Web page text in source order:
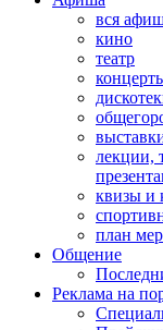
вся
кино
театр
лекции,
квизы и
план
Общение
Реклама на